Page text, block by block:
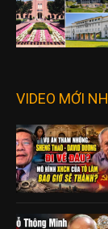
VIDEO MỚI